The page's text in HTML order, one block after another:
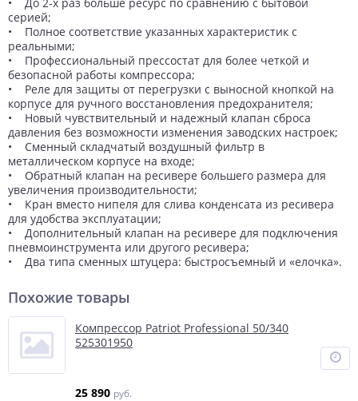
серией;
• Полное соответствие указанных характеристик с
реальными;
• Профессиональный прессостат для более четкой и
безопасной работы компрессора;
• Реле для защиты от перегрузки с выносной кнопкой на
корпусе для ручного восстановления предохранителя;
• Новый чувствительный и надежный клапан сброса
давления без возможности изменения заводских настроек;
• Сменный складчатый воздушный фильтр в
металлическом корпусе на входе;
• Обратный клапан на ресивере большего размера для
увеличения производительности;
• Кран вместо нипеля для слива конденсата из ресивера
для удобства эксплуатации;
• Дополнительный клапан на ресивере для подключения
пневмоинструмента или другого ресивера;
• Два типа сменных штуцера: быстросъемный и «елочка».
Похожие товары
Компрессор Patriot Professional 50/340
525301950
25 890 руб.